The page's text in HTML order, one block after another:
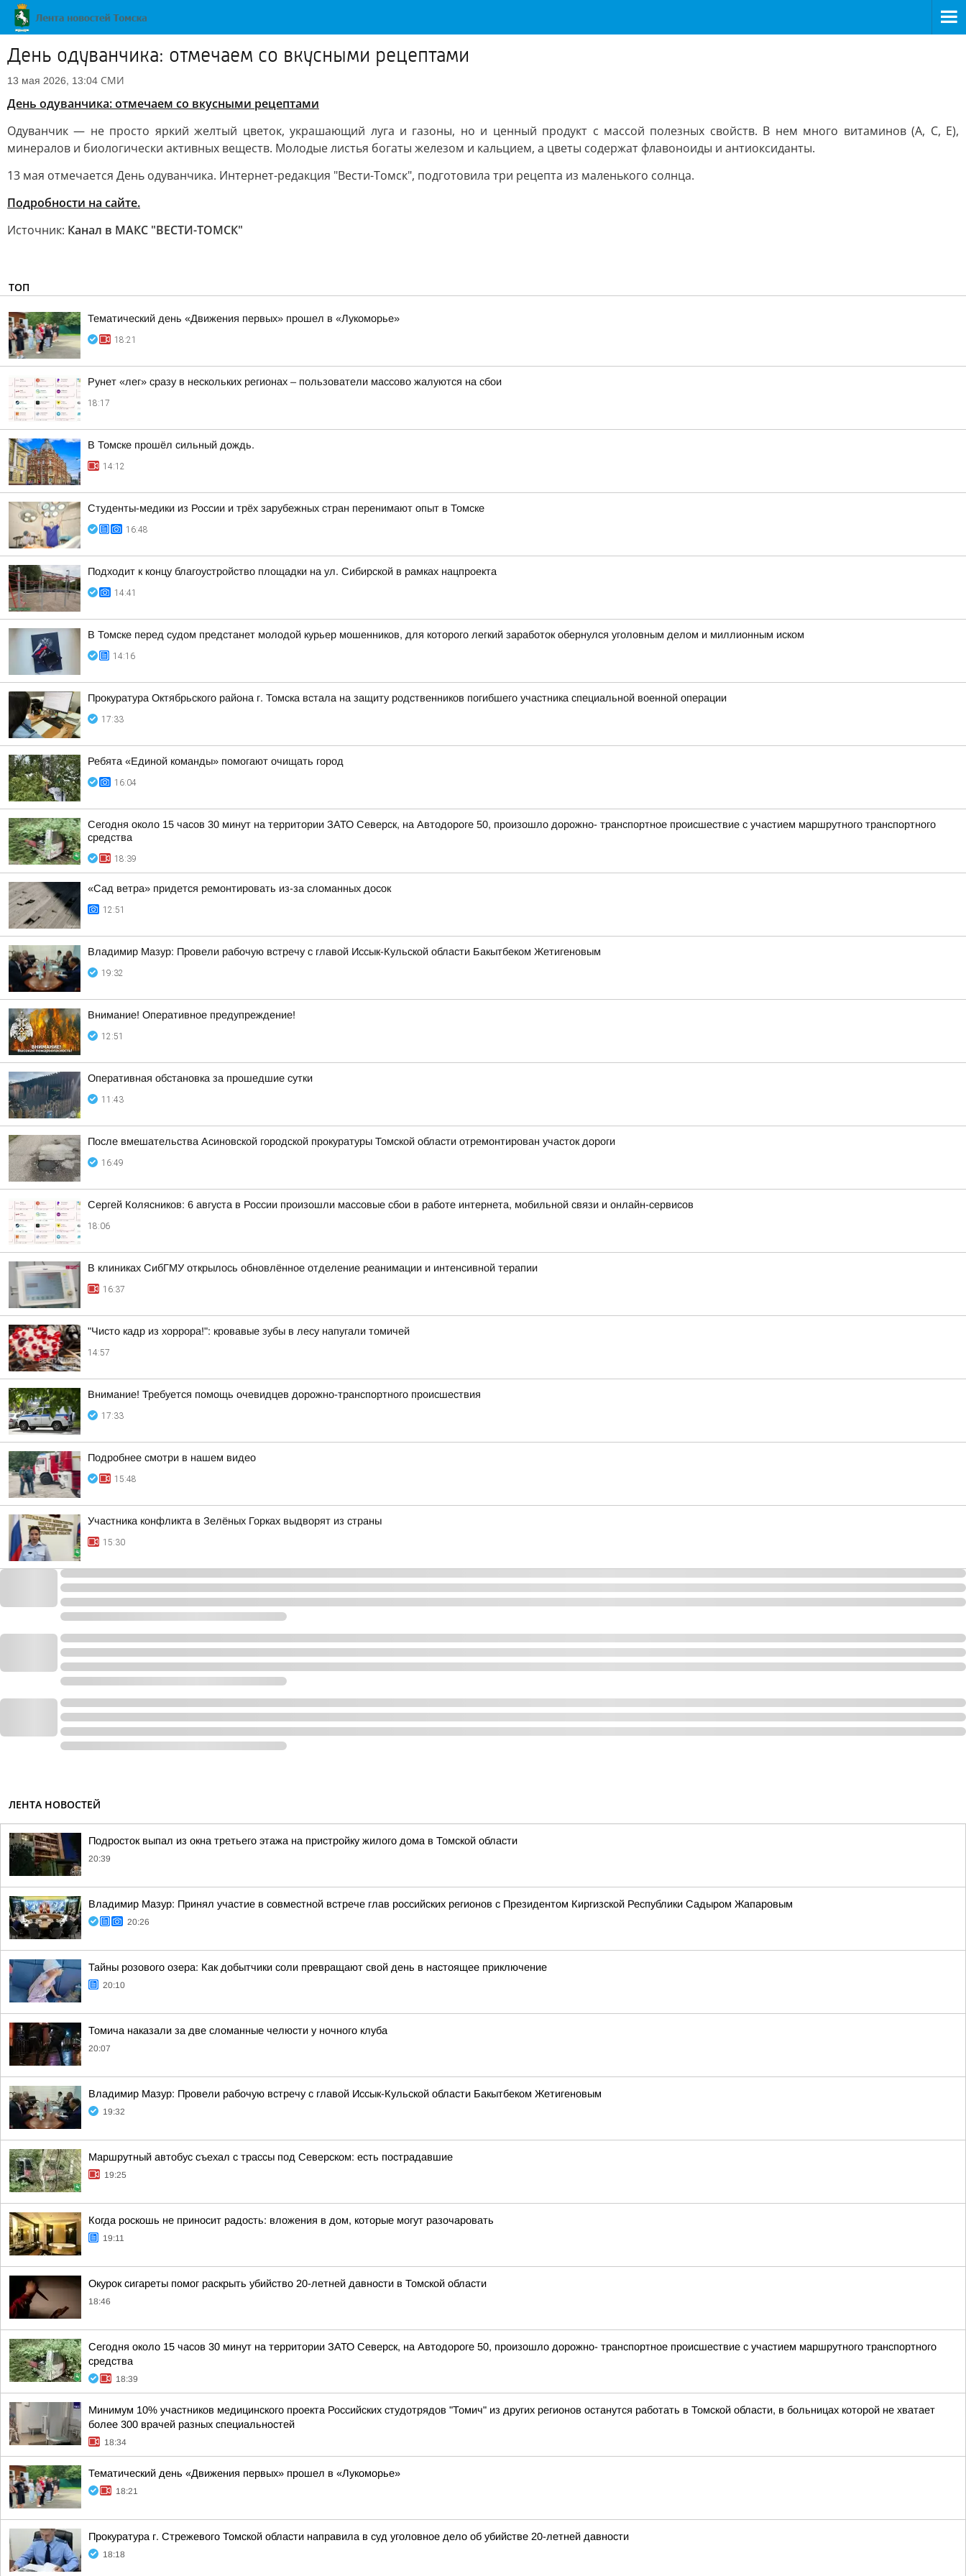
День одуванчика: отмечаем со вкусными рецептами
13 мая 2026, 13:04 СМИ
День одуванчика: отмечаем со вкусными рецептами
Одуванчик — не просто яркий желтый цветок, украшающий луга и газоны, но и ценный продукт с массой полезных свойств. В нем много витаминов (А, С, Е),
минералов и биологически активных веществ. Молодые листья богаты железом и кальцием, а цветы содержат флавоноиды и антиоксиданты.
13 мая отмечается День одуванчика. Интернет-редакция "Вести-Томск", подготовила три рецепта из маленького солнца.
Подробности на сайте.
Источник: Канал в МАКС "ВЕСТИ-ТОМСК"
ТОП
Тематический день «Движения первых» прошел в «Лукоморье»
18:21
Рунет «лег» сразу в нескольких регионах – пользователи массово жалуются на сбои
18:17
В Томске прошёл сильный дождь.
14:12
Студенты-медики из России и трёх зарубежных стран перенимают опыт в Томске
16:48
Подходит к концу благоустройство площадки на ул. Сибирской в рамках нацпроекта
14:41
В Томске перед судом предстанет молодой курьер мошенников, для которого легкий заработок обернулся уголовным делом и миллионным иском
14:16
Прокуратура Октябрьского района г. Томска встала на защиту родственников погибшего участника специальной военной операции
17:33
Ребята «Единой команды» помогают очищать город
16:04
Сегодня около 15 часов 30 минут на территории ЗАТО Северск, на Автодороге 50, произошло дорожно- транспортное происшествие с участием маршрутного транспортного
средства
18:39
«Сад ветра» придется ремонтировать из-за сломанных досок
12:51
Владимир Мазур: Провели рабочую встречу с главой Иссык-Кульской области Бакытбеком Жетигеновым
19:32
Внимание! Оперативное предупреждение!
12:51
Оперативная обстановка за прошедшие сутки
11:43
После вмешательства Асиновской городской прокуратуры Томской области отремонтирован участок дороги
16:49
Сергей Колясников: 6 августа в России произошли массовые сбои в работе интернета, мобильной связи и онлайн-сервисов
18:06
В клиниках СибГМУ открылось обновлённое отделение реанимации и интенсивной терапии
16:37
"Чисто кадр из хоррора!": кровавые зубы в лесу напугали томичей
14:57
Внимание! Требуется помощь очевидцев дорожно-транспортного происшествия
17:33
Подробнее смотри в нашем видео
15:48
Участника конфликта в Зелёных Горках выдворят из страны
15:30
ЛЕНТА НОВОСТЕЙ
Подросток выпал из окна третьего этажа на пристройку жилого дома в Томской области
20:39
Владимир Мазур: Принял участие в совместной встрече глав российских регионов с Президентом Киргизской Республики Садыром Жапаровым
20:26
Тайны розового озера: Как добытчики соли превращают свой день в настоящее приключение
20:10
Томича наказали за две сломанные челюсти у ночного клуба
20:07
Владимир Мазур: Провели рабочую встречу с главой Иссык-Кульской области Бакытбеком Жетигеновым
19:32
Маршрутный автобус съехал с трассы под Северском: есть пострадавшие
19:25
Когда роскошь не приносит радость: вложения в дом, которые могут разочаровать
19:11
Окурок сигареты помог раскрыть убийство 20-летней давности в Томской области
18:46
Сегодня около 15 часов 30 минут на территории ЗАТО Северск, на Автодороге 50, произошло дорожно- транспортное происшествие с участием маршрутного транспортного
средства
18:39
Минимум 10% участников медицинского проекта Российских студотрядов "Томич" из других регионов останутся работать в Томской области, в больницах которой не хватает
более 300 врачей разных специальностей
18:34
Тематический день «Движения первых» прошел в «Лукоморье»
18:21
Прокуратура г. Стрежевого Томской области направила в суд уголовное дело об убийстве 20-летней давности
18:18